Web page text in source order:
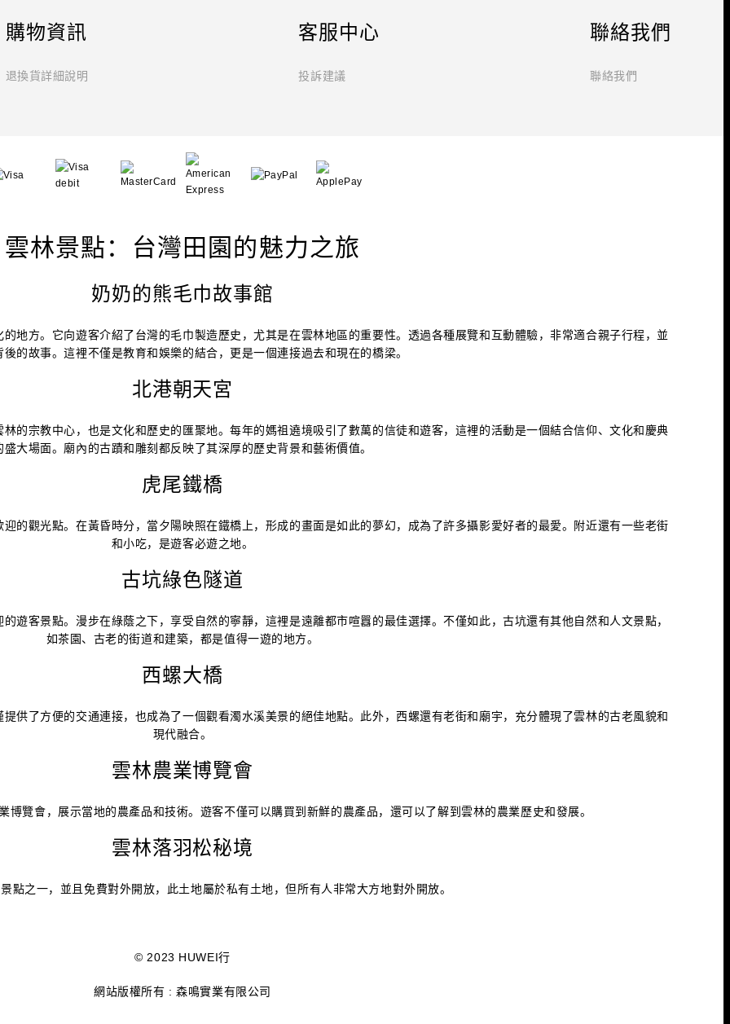
購物資訊
退換貨詳細說明
客服中心
投訴建議
聯絡我們
聯絡我們
雲林景點：台灣田園的魅力之旅
奶奶的熊毛巾故事館
地方。它向遊客介紹了台灣的毛巾製造歷史，尤其是在雲林地區的重要性。透過各種展覽和互動體驗，非常適合親子行程，並
後的故事。這裡不僅是教育和娛樂的結合，更是一個連接過去和現在的橋梁。
北港朝天宮
的宗教中心，也是文化和歷史的匯聚地。每年的媽祖遶境吸引了數萬的信徒和遊客，這裡的活動是一個結合信仰、文化和慶典
盛大場面。廟內的古蹟和雕刻都反映了其深厚的歷史背景和藝術價值。
虎尾鐵橋
的觀光點。在黃昏時分，當夕陽映照在鐵橋上，形成的畫面是如此的夢幻，成為了許多攝影愛好者的最愛。附近還有一些老街
和小吃，是遊客必遊之地。
古坑綠色隧道
遊客景點。漫步在綠蔭之下，享受自然的寧靜，這裡是遠離都市喧囂的最佳選擇。不僅如此，古坑還有其他自然和人文景點，
如茶園、古老的街道和建築，都是值得一遊的地方。
西螺大橋
供了方便的交通連接，也成為了一個觀看濁水溪美景的絕佳地點。此外，西螺還有老街和廟宇，充分體現了雲林的古老風貌和
現代融合。
雲林農業博覽會
博覽會，展示當地的農產品和技術。遊客不僅可以購買到新鮮的農產品，還可以了解到雲林的農業歷史和發展。
雲林落羽松秘境
點之一，並且免費對外開放，此土地屬於私有土地 ，但所有人非常大方地對外開放。
© 2023 HUWEI行
網站版權所有 : 森鳴實業有限公司